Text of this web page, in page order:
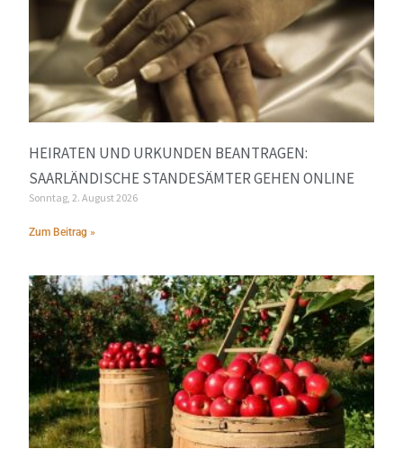
HEIRATEN UND URKUNDEN BEANTRAGEN:
SAARLÄNDISCHE STANDESÄMTER GEHEN ONLINE
Sonntag, 2. August 2026
Zum Beitrag »